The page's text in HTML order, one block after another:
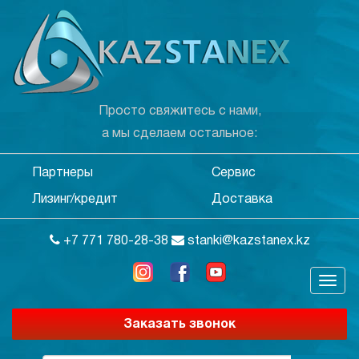
Просто свяжитесь с нами,
а мы сделаем остальное:
Партнеры Сервис
Лизинг/кредит Доставка
+7 771 780-28-38 stanki@kazstanex.kz
Заказать звонок